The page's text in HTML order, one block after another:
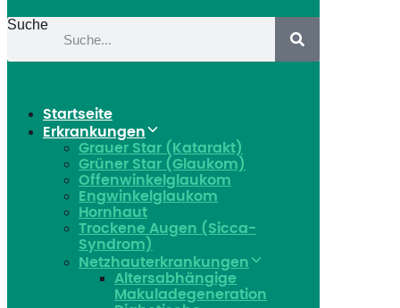
Suche
Startseite
Erkrankungen
Grauer Star (Katarakt)
Grüner Star (Glaukom)
Offenwinkelglaukom
Engwinkelglaukom
Hornhaut
Trockene Augen (Sicca-
Syndrom)
Netzhauterkrankungen
Altersabhängige
Makuladegeneration